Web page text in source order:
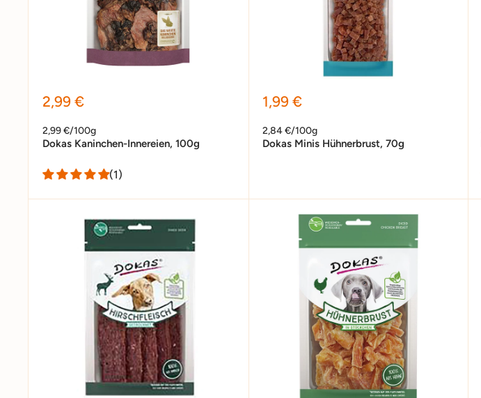
Sonderpreis
2,99 €
2,99 €/100g
Dokas Kaninchen-Innereien, 100g
(1)
Sonderpreis
1,99 €
2,84 €/100g
Dokas Minis Hühnerbrust, 70g